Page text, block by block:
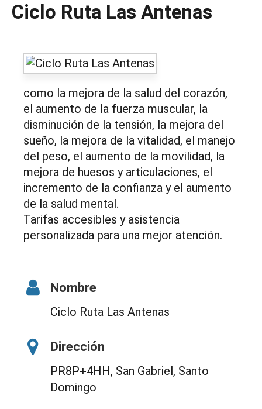
Ciclo Ruta Las Antenas
como la mejora de la salud del corazón,
el aumento de la fuerza muscular, la
disminución de la tensión, la mejora del
sueño, la mejora de la vitalidad, el manejo
del peso, el aumento de la movilidad, la
mejora de huesos y articulaciones, el
incremento de la confianza y el aumento
de la salud mental.
Tarifas accesibles y asistencia
personalizada para una mejor atención.
Nombre
Ciclo Ruta Las Antenas
Dirección
PR8P+4HH, San Gabriel, Santo
Domingo